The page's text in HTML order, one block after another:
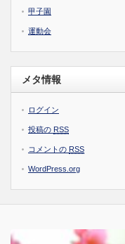
甲子園
運動会
メタ情報
ログイン
投稿の RSS
コメントの RSS
WordPress.org